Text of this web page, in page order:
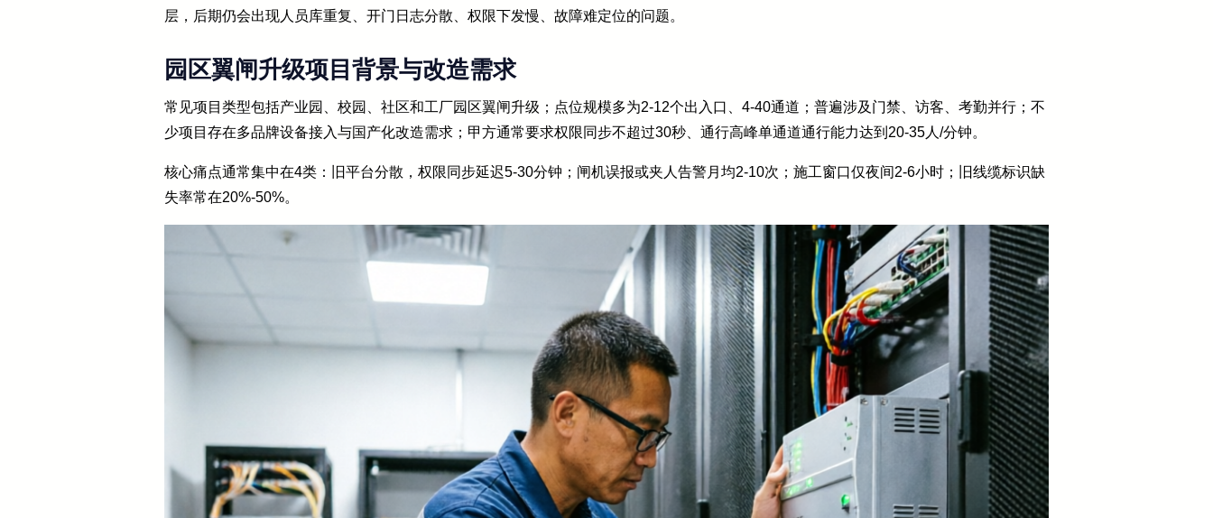
层，后期仍会出现人员库重复、开门日志分散、权限下发慢、故障难定位的问题。
园区翼闸升级项目背景与改造需求
常见项目类型包括产业园、校园、社区和工厂园区翼闸升级；点位规模多为2-12个出入口、4-40通道；普遍涉及门禁、访客、考勤并行；不
少项目存在多品牌设备接入与国产化改造需求；甲方通常要求权限同步不超过30秒、通行高峰单通道通行能力达到20-35人/分钟。
核心痛点通常集中在4类：旧平台分散，权限同步延迟5-30分钟；闸机误报或夹人告警月均2-10次；施工窗口仅夜间2-6小时；旧线缆标识缺
失率常在20%-50%。